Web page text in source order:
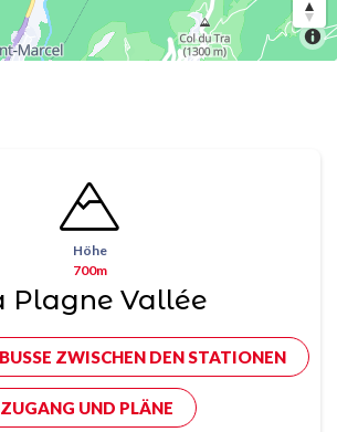
Höhe
700m
Plagne Vallée
ZWISCHEN DEN STATIONEN
ZUGANG UND PLÄNE